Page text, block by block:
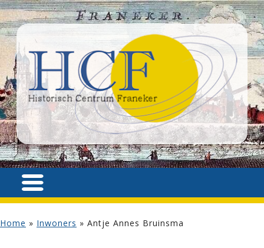
Home » Inwoners » Antje Annes Bruinsma